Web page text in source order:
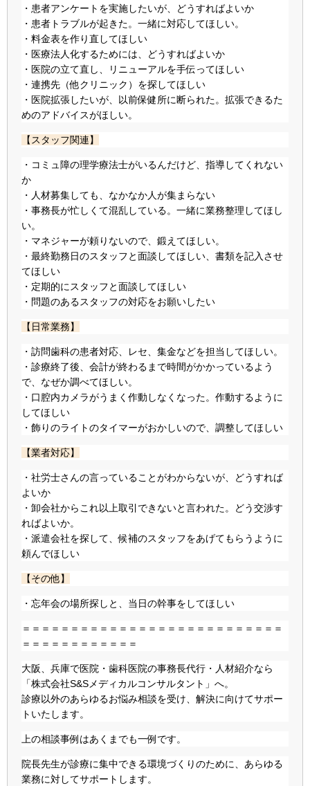
・患者アンケートを実施したいが、どうすればよいか
・患者トラブルが起きた。一緒に対応してほしい。
・料金表を作り直してほしい
・医療法人化するためには、どうすればよいか
・医院の立て直し、リニューアルを手伝ってほしい
・連携先（他クリニック）を探してほしい
・医院拡張したいが、以前保健所に断られた。拡張できるた
めのアドバイスがほしい。
【スタッフ関連】
・コミュ障の理学療法士がいるんだけど、指導してくれない
か
・人材募集しても、なかなか人が集まらない
・事務長が忙しくて混乱している。一緒に業務整理してほし
い。
・マネジャーが頼りないので、鍛えてほしい。
・最終勤務日のスタッフと面談してほしい、書類を記入させ
てほしい
・定期的にスタッフと面談してほしい
・問題のあるスタッフの対応をお願いしたい
【日常業務】
・訪問歯科の患者対応、レセ、集金などを担当してほしい。
・診療終了後、会計が終わるまで時間がかかっているよう
で、なぜか調べてほしい。
・口腔内カメラがうまく作動しなくなった。作動するように
してほしい
・飾りのライトのタイマーがおかしいので、調整してほしい
【業者対応】
・社労士さんの言っていることがわからないが、どうすれば
よいか
・卸会社からこれ以上取引できないと言われた。どう交渉す
ればよいか。
・派遣会社を探して、候補のスタッフをあげてもらうように
頼んでほしい
【その他】
・忘年会の場所探しと、当日の幹事をしてほしい
＝＝＝＝＝＝＝＝＝＝＝＝＝＝＝＝＝＝＝＝＝＝＝＝＝＝＝
＝＝＝＝＝＝＝＝＝＝＝＝
大阪、兵庫で医院・歯科医院の事務長代行・人材紹介なら
「株式会社S&Sメディカルコンサルタント」へ。
診療以外のあらゆるお悩み相談を受け、解決に向けてサポー
トいたします。
上の相談事例はあくまでも一例です。
院長先生が診療に集中できる環境づくりのために、あらゆる
業務に対してサポートします。